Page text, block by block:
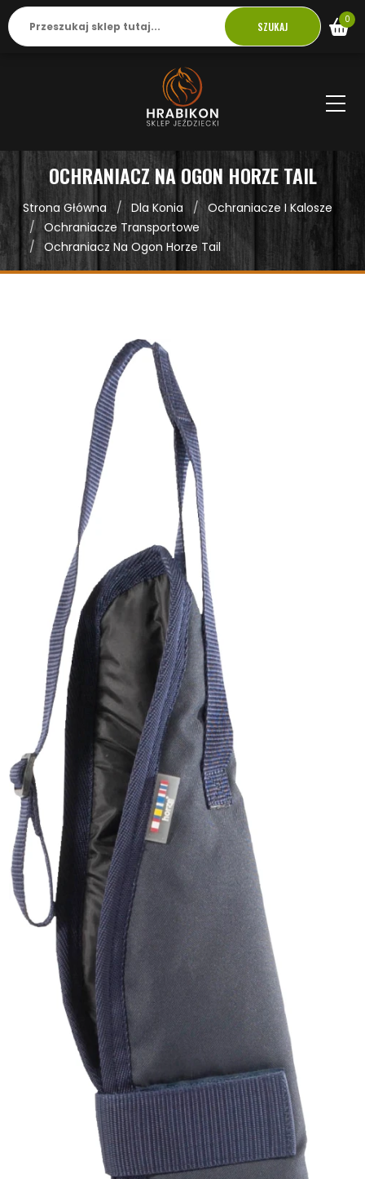
SZUKAJ 0
OCHRANIACZ NA OGON HORZE TAIL
Strona Główna Dla Konia
Ochraniacze I Kalosze
Ochraniacze Transportowe
Ochraniacz Na Ogon Horze Tail